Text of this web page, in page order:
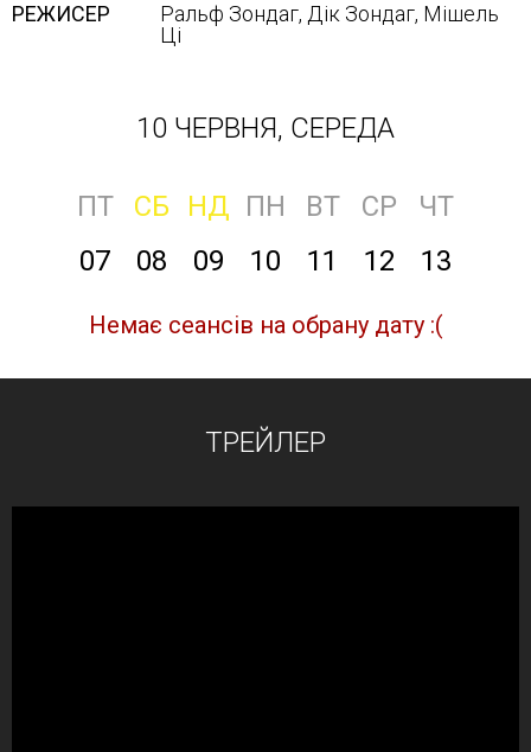
РЕЖИСЕР
Ральф Зондаг, Дік Зондаг, Мішель
Ці
10 ЧЕРВНЯ, СЕРЕДА
ПТ СБ НД ПН ВТ СР
ЧТ
07
08 09 10 11 12 13
Немає сеансів на обрану дату :(
ТРЕЙЛЕР